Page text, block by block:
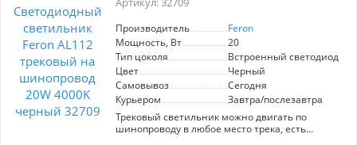
эффективность и долговечность. Размеры
универсальным выбором для разнообразных
интерьеров. Придать особую атмосферу
вашему помещению с помощью этой модели –
проще простого.
Производитель
Feron
Мощность, Вт
20
Тип цоколя
Встроенный светодиод
Цвет
Черный
Самовывоз
Сегодня
Курьером
Завтра/послезавтра
Трековый светильник можно двигать по
шинопроводу в любое место трека, есть